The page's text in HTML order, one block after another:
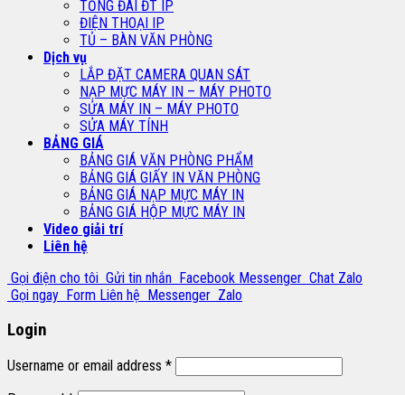
TỔNG ĐÀI ĐT IP
ĐIỆN THOẠI IP
TỦ – BÀN VĂN PHÒNG
Dịch vụ
LẮP ĐẶT CAMERA QUAN SÁT
NẠP MỰC MÁY IN – MÁY PHOTO
SỬA MÁY IN – MÁY PHOTO
SỬA MÁY TÍNH
BẢNG GIÁ
BẢNG GIÁ VĂN PHÒNG PHẨM
BẢNG GIÁ GIẤY IN VĂN PHÒNG
BẢNG GIÁ NẠP MỰC MÁY IN
BẢNG GIÁ HỘP MỰC MÁY IN
Video giải trí
Liên hệ
Gọi điện cho tôi Gửi tin nhắn Facebook Messenger Chat Zalo
Gọi ngay Form Liên hệ Messenger Zalo
Login
Username or email address *